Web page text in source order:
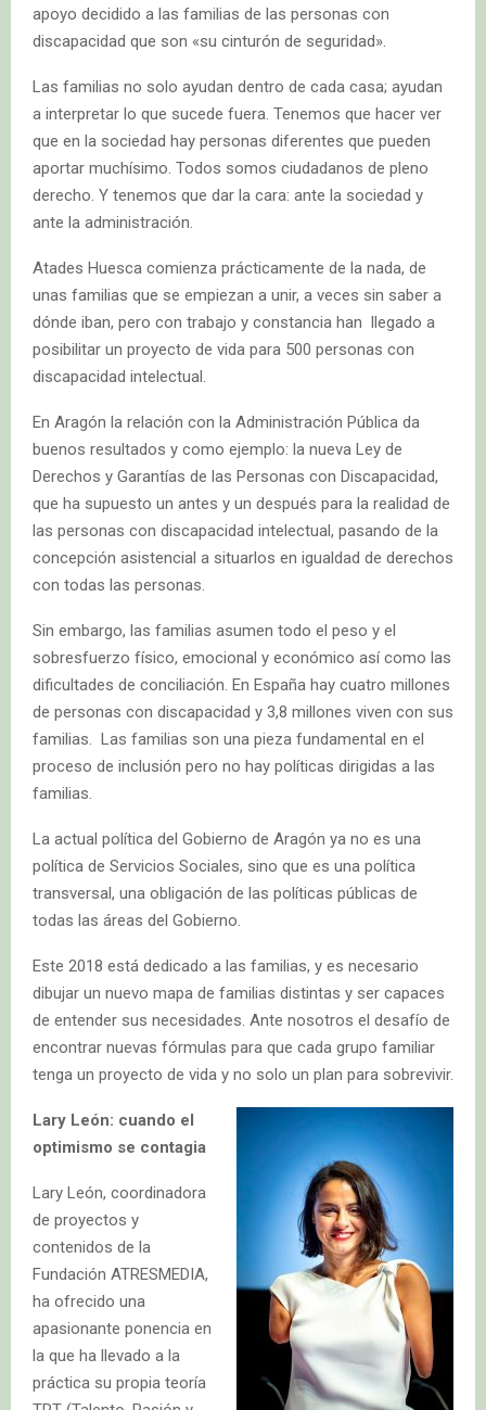
apoyo decidido a las familias de las personas con
discapacidad que son «su cinturón de seguridad».
Las familias no solo ayudan dentro de cada casa; ayudan
a interpretar lo que sucede fuera. Tenemos que hacer ver
que en la sociedad hay personas diferentes que pueden
aportar muchísimo. Todos somos ciudadanos de pleno
derecho. Y tenemos que dar la cara: ante la sociedad y
ante la administración.
Atades Huesca comienza prácticamente de la nada, de
unas familias que se empiezan a unir, a veces sin saber a
dónde iban, pero con trabajo y constancia han llegado a
posibilitar un proyecto de vida para 500 personas con
discapacidad intelectual.
En Aragón la relación con la Administración Pública da
buenos resultados y como ejemplo: la nueva Ley de
Derechos y Garantías de las Personas con Discapacidad,
que ha supuesto un antes y un después para la realidad de
las personas con discapacidad intelectual, pasando de la
concepción asistencial a situarlos en igualdad de derechos
con todas las personas.
Sin embargo, las familias asumen todo el peso y el
sobresfuerzo físico, emocional y económico así como las
dificultades de conciliación. En España hay cuatro millones
de personas con discapacidad y 3,8 millones viven con sus
familias. Las familias son una pieza fundamental en el
proceso de inclusión pero no hay políticas dirigidas a las
familias.
La actual política del Gobierno de Aragón ya no es una
política de Servicios Sociales, sino que es una política
transversal, una obligación de las políticas públicas de
todas las áreas del Gobierno.
Este 2018 está dedicado a las familias, y es necesario
dibujar un nuevo mapa de familias distintas y ser capaces
de entender sus necesidades. Ante nosotros el desafío de
encontrar nuevas fórmulas para que cada grupo familiar
tenga un proyecto de vida y no solo un plan para sobrevivir.
Lary León: cuando el
optimismo se contagia
Lary León, coordinadora
de proyectos y
contenidos de la
Fundación ATRESMEDIA,
ha ofrecido una
apasionante ponencia en
la que ha llevado a la
práctica su propia teoría